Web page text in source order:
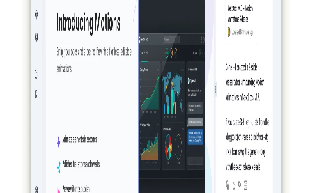
とプレゼンテーションを作成・検証・洗練す
る方法
NextDocs はもはや単に生成して最善を願うだけでは
ありません。v1.8 では、AI が文書を作成し、作成物
を視覚的に確認し、結果をあなたが確認する前に洗練
します。これを実現できるほかの AI 文書・プレゼン
テーションツールはありません。
続きを読む
2026-03-14